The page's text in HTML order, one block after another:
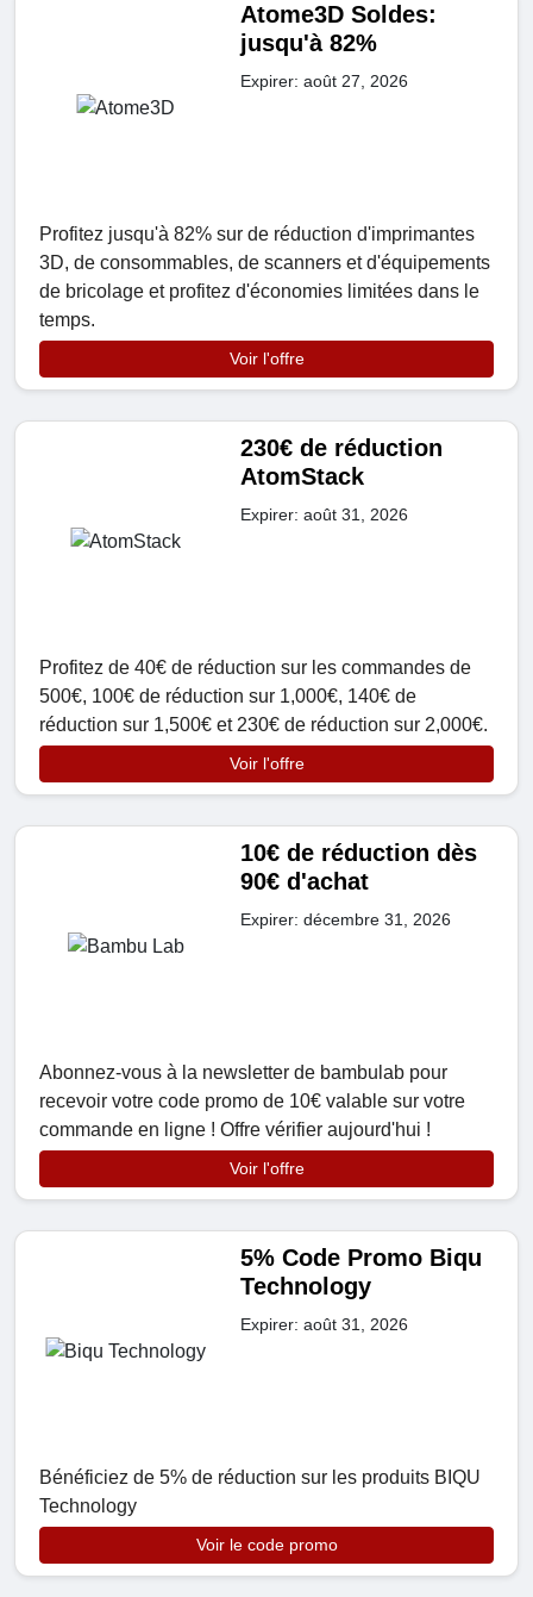
Atome3D Soldes:
jusqu'à 82%
Expirer: août 27, 2026
Profitez jusqu'à 82% sur de réduction d'imprimantes
3D, de consommables, de scanners et d'équipements
de bricolage et profitez d'économies limitées dans le
temps.
Voir l'offre
230€ de réduction
AtomStack
Expirer: août 31, 2026
Profitez de 40€ de réduction sur les commandes de
500€, 100€ de réduction sur 1,000€, 140€ de
réduction sur 1,500€ et 230€ de réduction sur 2,000€.
Voir l'offre
10€ de réduction dès
90€ d'achat
Expirer: décembre 31, 2026
Abonnez-vous à la newsletter de bambulab pour
recevoir votre code promo de 10€ valable sur votre
commande en ligne ! Offre vérifier aujourd'hui !
Voir l'offre
5% Code Promo Biqu
Technology
Expirer: août 31, 2026
Bénéficiez de 5% de réduction sur les produits BIQU
Technology
Voir le code promo